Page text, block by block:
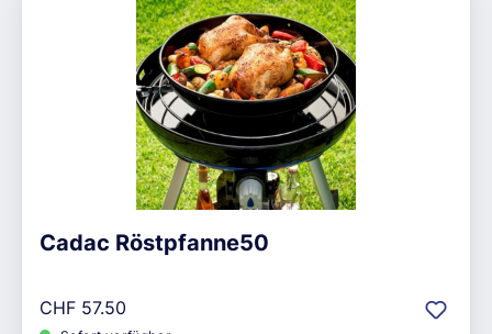
Cadac Röstpfanne50
Regulärer Preis:
CHF 57.50